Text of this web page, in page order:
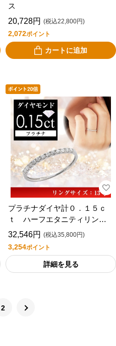
ス
20,728円 (税込22,800円)
2,072ポイント
カートに追加
プラチナダイヤ計０．１５ｃ
ｔ ハーフエタニティリング
（１３号）
32,546円 (税込35,800円)
3,254ポイント
詳細を見る
2